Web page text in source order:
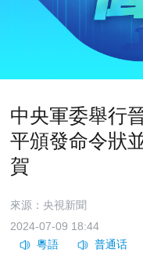
中央軍委舉行
平頒發命令狀
賀
來源：央視新聞
2024-07-09 18:44